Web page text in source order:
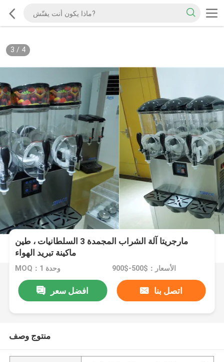
3 / 4
مارجريتا آلة الشراب المجمدة 3 السلطانيات ، طين
ماكينة تبريد الهواء
MOQ：1 وحدة الأسعار：$500-$900
افضل سعر اتصل بنا
منتوج وصف